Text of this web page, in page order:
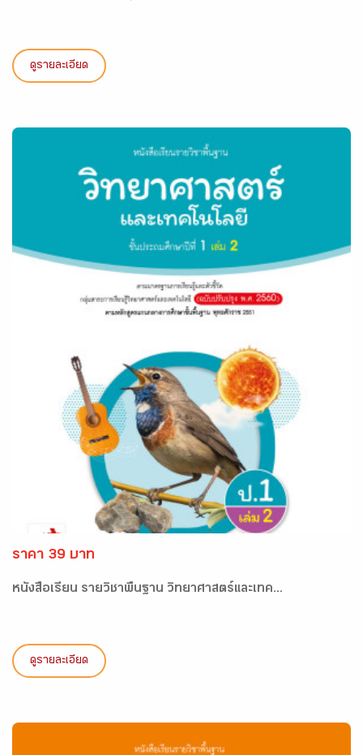
ดูรายละเอียด
ราคา 39 บาท
หนังสือเรียน รายวิชาพื้นฐาน วิทยาศาสตร์และเทค...
ดูรายละเอียด